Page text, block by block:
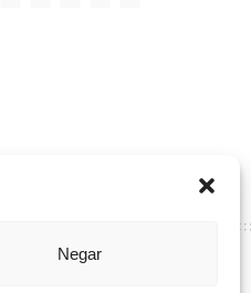
Negar